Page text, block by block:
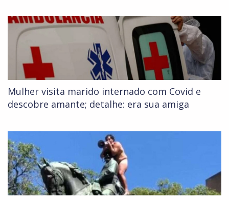
Mulher visita marido internado com Covid e
descobre amante; detalhe: era sua amiga